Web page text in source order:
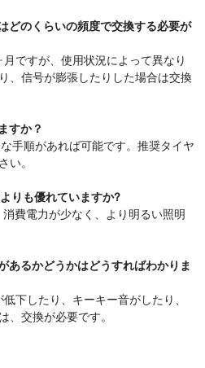
どのくらいの頻度で交換する必要が
ですが、使用状況によって異なり
、信号が膨張したりした場合は交換
すか？
手順があれば可能です。推奨タイヤ
い。
りも優れていますか?
費電力が少なく、より明るい照明
あるかどうかはどうすればわかりま
下したり、キーキー音がしたり、
、交換が必要です。